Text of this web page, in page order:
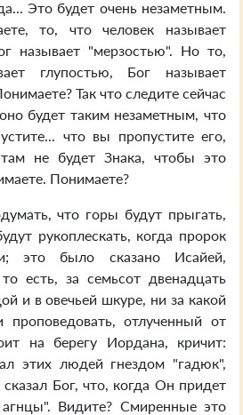
Это будет очень незаметным.
то, что человек называет
называет "мерзостью". Но то,
глупостью, Бог называет
Так что следите сейчас
будет таким незаметным, что
что вы пропустите его,
не будет Знака, чтобы это
Понимаете?
что горы будут прыгать,
рукоплескать, когда пророк
это было сказано Исайей,
есть, за семьсот двенадцать
и в овечьей шкуре, ни за какой
проповедовать, отлученный от
на берегу Иордана, кричит:
этих людей гнездом "гадюк",
Бог, что, когда Он придет
агнцы". Видите? Смиренные это